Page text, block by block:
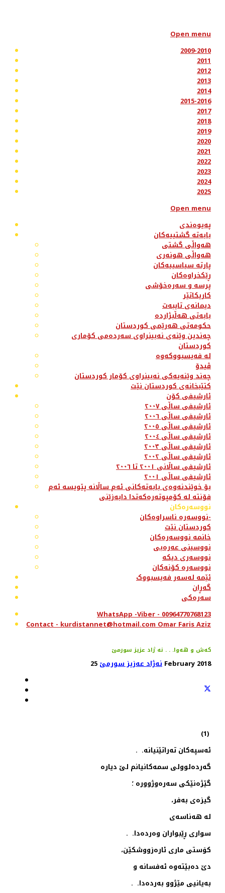
Open menu
2009-2010
2011
2012
2013
2014
2015-2016
2017
2018
2019
2020
2021
2022
2023
2024
2025
Open menu
پەیوەندی
بابەتە گشتییەکان
هەواڵی گشتی
هەواڵی هونەری
پارتە سیاسییەکان
ڕێکخراوەکان
پرسە و سەرەخۆشی
کاریکاتێر
دیمانەی تایبەت
بابەتی هەڵبژاردە
حکومەتی هەرێمی کوردستان
چەندین وێنەی نەبینراوی سەردەمی کۆماری
کوردستان
لە فەیسبووکەوە
ڤیدۆ
چەند وێنەیەکی نەبینراوی کۆمار کوردستان
کتێبخانەی کوردستان نێت
ئارشیفی کۆن
ئارشیفی ساڵی ٢٠٠٧
ئارشیفی ساڵی ٢٠٠٦
ئارشیفی ساڵی ٢٠٠٥
ئارشیفی ساڵی ٢٠٠٤
ئارشیفی ساڵی ٢٠٠٣
ئارشیفی ساڵی ٢٠٠٢
ئارشیفی ساڵانی ٢٠٠١ تا ٢٠٠٦
ئارشیفی ساڵی ٢٠٠١
بۆ خوێندنەوەی بابەتەکانی ئەم ساڵانە پێویسە ئەم
فۆنتە لە کۆمپوتەرەکەتدا دابەزێنی
نووسەرەکان
نووسەرە ناسراوەکان-
کوردستان نێت
خانمە نووسەرەکان
نووسینی عەرەبی
نووسەری دیکە
نووسەرە کۆنەکان
ئێمە لەسەر فەیسبووک
گەڕان
سەرەکی
WhatsApp -Viber - 00964770768123
Contact - kurdistannet@hotmail.com Omar Faris Aziz
كه‌ش و هه‌وا. . . نه ژاد عزیز سورمێ
نەژاد عەزیز سورمێ 25 February 2018
(1)
ئه‌سپه‌كان ته‌راتێنیانه‌. .
گه‌رده‌لوولی سمه‌كانیانم لێ دیاره‌
گێژه‌نێكی سه‌ره‌وژووره‌ ؛
گیزه‌ی به‌فر،
له‌ هه‌ناسه‌ی
سواری ڕێبواران وه‌رده‌دا. .
كوَستی ماری ئاره‌زووشكێن،
دێ ده‌بێته‌وه‌ ئه‌فسانه‌ و
به‌یانیی مێژوو به‌رده‌دا. .